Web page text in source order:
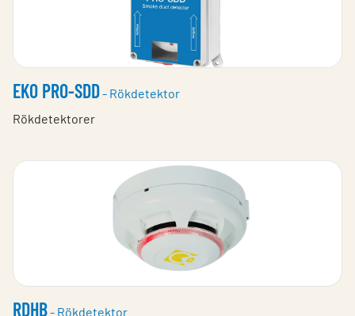
EKO PRO-SDD- Rökdetektor
Rökdetektorer
RDHB- Rökdetektor